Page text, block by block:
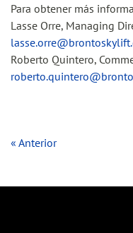
Para obtener más
Lasse Orre, Managing
Roberto Quintero,
« Anterior